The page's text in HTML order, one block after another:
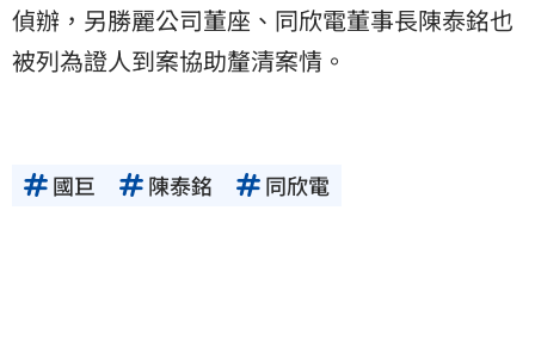
偵辦，另勝麗公司董座、同欣電董事長陳泰銘也
被列為證人到案協助釐清案情。
國巨 陳泰銘 同欣電